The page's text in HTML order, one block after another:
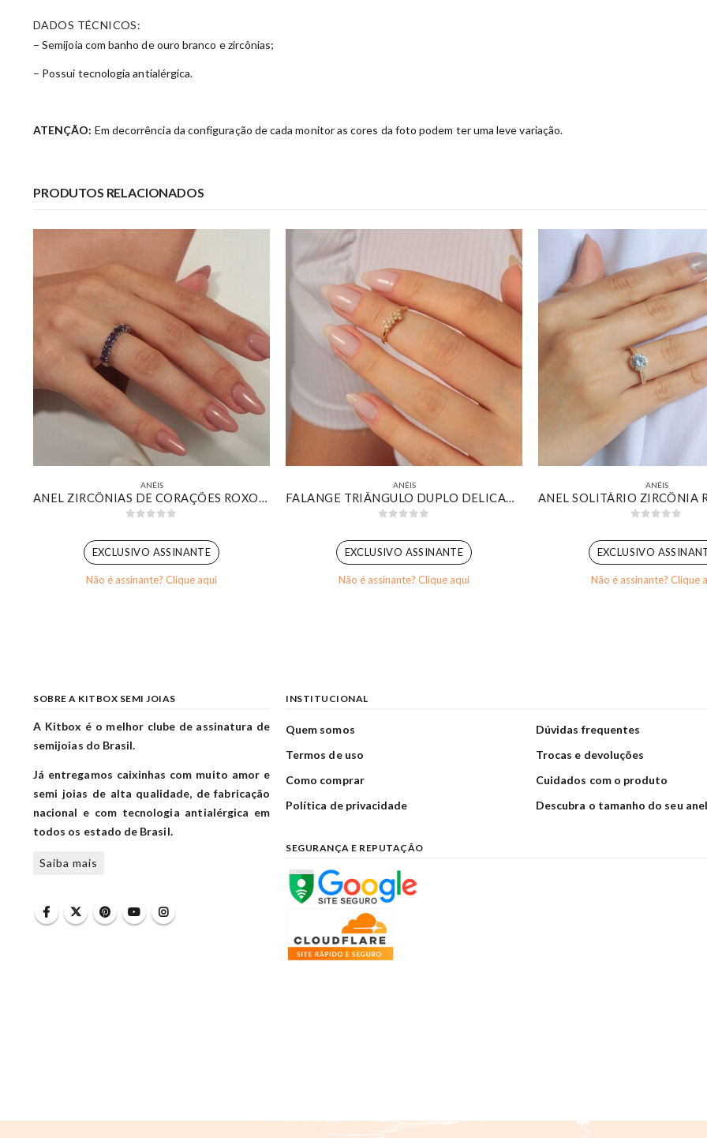
DADOS TÉCNICOS:
– Semijoia com banho de ouro branco e zircônias;
– Possui tecnologia antialérgica.
ATENÇÃO: Em decorrência da configuração de cada monitor as cores da foto podem ter uma leve variação.
PRODUTOS RELACIONADOS
ANÉIS
ANEL ZIRCÔNIAS DE CORAÇÕES ROXO BANHADO EM OURO BRANCO
EXCLUSIVO ASSINANTE
Não é assinante? Clique aqui
ANÉIS
FALANGE TRIÂNGULO DUPLO DELICADO CRAVEJADO BANHADO EM OURO 18K
EXCLUSIVO ASSINANTE
Não é assinante? Clique aqui
ANÉIS
EXCLUSIVO
Não é assinante? Clique
SOBRE A KITBOX SEMI JOIAS
A Kitbox é o melhor clube de assinatura de
semijoias do Brasil.
Já entregamos caixinhas com muito amor e
semi joias de alta qualidade, de fabricação
nacional e com tecnologia antialérgica em
todos os estado de Brasil.
Saiba mais
INSTITUCIONAL
Quem somos
Termos de uso
Como comprar
Política de privacidade
Dúvidas frequentes
Trocas e devoluções
Cuidados com o produto
Descubra o tamanho do seu anel
SEGURANÇA E REPUTAÇÃO